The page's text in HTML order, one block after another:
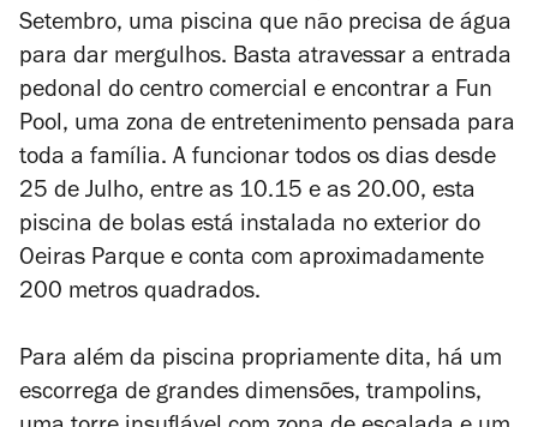
Setembro, uma piscina que não precisa de água
para dar mergulhos. Basta atravessar a entrada
pedonal do centro comercial e encontrar a Fun
Pool, uma zona de entretenimento pensada para
toda a família. A funcionar todos os dias desde
25 de Julho, entre as 10.15 e as 20.00, esta
piscina de bolas está instalada no exterior do
Oeiras Parque e conta com aproximadamente
200 metros quadrados.
Para além da piscina propriamente dita, há um
escorrega de grandes dimensões, trampolins,